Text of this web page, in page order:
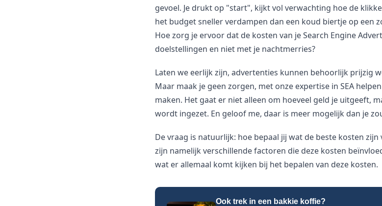
gevoel. Je drukt op "start", kijkt vol verwachting hoe de
het budget sneller verdampen dan een koud biertje op een
Hoe zorg je ervoor dat de kosten van je Search Engine
doelstellingen en niet met je nachtmerries?
Laten we eerlijk zijn, advertenties kunnen behoorlijk prijzig
Maar maak je geen zorgen, met onze expertise in SEA
maken. Het gaat er niet alleen om hoeveel geld je uitgeeft,
wordt ingezet. En geloof me, daar is meer mogelijk dan je
De vraag is natuurlijk: hoe bepaal jij wat de beste kosten zijn
zijn namelijk verschillende factoren die deze kosten
wat er allemaal komt kijken bij het bepalen van deze kosten.
Ook trek in een bakkie koffie?